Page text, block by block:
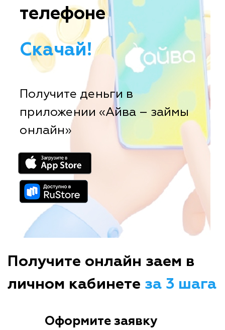
телефоне
Скачай!
Получите деньги в
приложении «Айва – займы
онлайн»
Получите онлайн заем в
личном кабинете за 3 шага
Оформите заявку